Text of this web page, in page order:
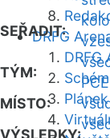
DRFG
DRFG
SEŘADIT:
kolo
TÝM:
PCE
MÍSTO:
VÝSLEDKY: